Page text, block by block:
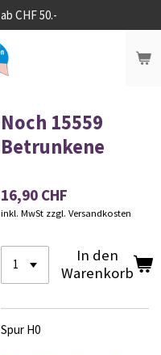
CHF 50.-
Noch 15559
Betrunkene
16,90 CHF
inkl. MwSt zzgl. Versandkosten
In den
Warenkorb
Spur H0